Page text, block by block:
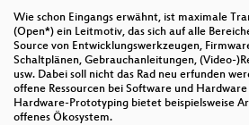
Wie schon Eingangs erwähnt, ist maximale
(Open*) ein Leitmotiv, das sich auf alle
Source von Entwicklungswerkzeugen,
Schaltplänen, Gebrauchanleitungen, (Video-
usw. Dabei soll nicht das Rad neu erfunden
offene Ressourcen bei Software und
Hardware-Prototyping bietet beispielsweise
offenes Ökosystem.